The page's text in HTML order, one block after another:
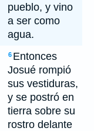
pueblo, y vino
a ser como
agua.
6 Entonces
Josué rompió
sus vestiduras,
y se postró en
tierra sobre su
rostro delante